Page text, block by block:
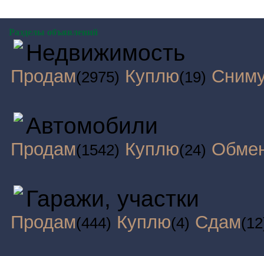
Разделы объявлений
Недвижимость
Продам(2975) Куплю(19)
Автомобили
Продам(1542) Куплю(24)
Гаражи, участки
Продам(444) Куплю(4) Сдам